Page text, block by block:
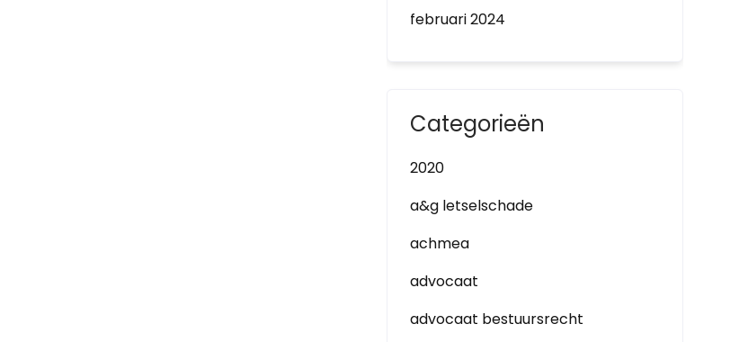
februari 2024
Categorieën
2020
a&g letselschade
achmea
advocaat
advocaat bestuursrecht